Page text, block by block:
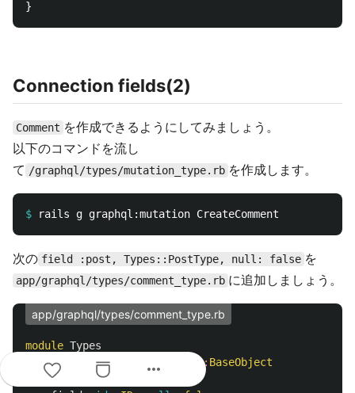
Connection fields(2)
Comment を作成できるようにしてみましょう。
以下のコマンドを流し
て /graphql/types/mutation_type.rb を作成します。
$
次の field :post, Types::PostType, null: false を
app/graphql/types/comment_type.rb に追加しましょう。
app/graphql/types/comment_type.rb
module Types
class
CommentType :: BaseObject
description
more_horiz